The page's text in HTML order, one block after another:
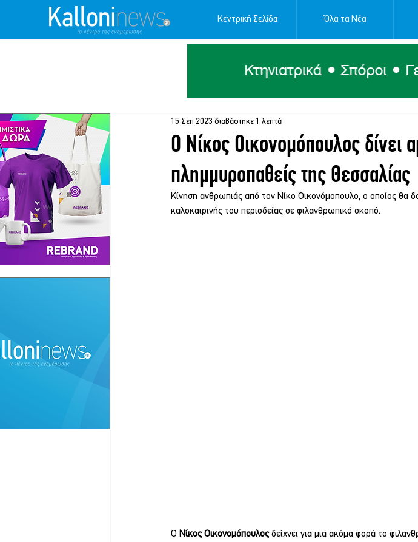
Κεντρική Σελίδα Όλα τα Νέα
Ο Νίκος Οικονομόπουλος δίνει
πλημμυροπαθείς της Θεσσαλίας
15 Σεπ 2023 διαβάστηκε 1 λεπτά
Κίνηση ανθρωπιάς από τον Νίκο Οικονόμοπουλο, ο οποίος θα
καλοκαιρινής του περιοδείας σε φιλανθρωπικό σκοπό.
Ο Νίκος Οικονομόπουλος δείχνει για μια ακόμα φορά το